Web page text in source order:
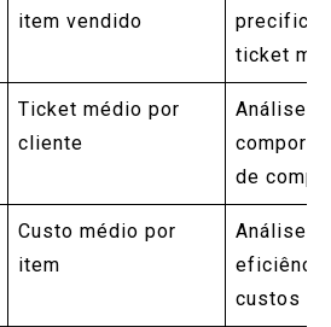
item vendido
ticket
Ticket médio por
cliente
Análise
de
Custo médio por
item
Análise
custos